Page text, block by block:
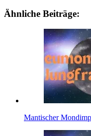
Ähnliche Beiträge:
Man­ti­scher